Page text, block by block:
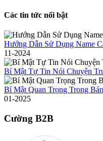
Các tin tức nổi bật
Hướng Dẫn Sử Dụng Name
11-2024
Bí Mật Tự Tin Nói Chuyện
Bí Mật Quan Trọng Trong
01-2025
Cường B2B